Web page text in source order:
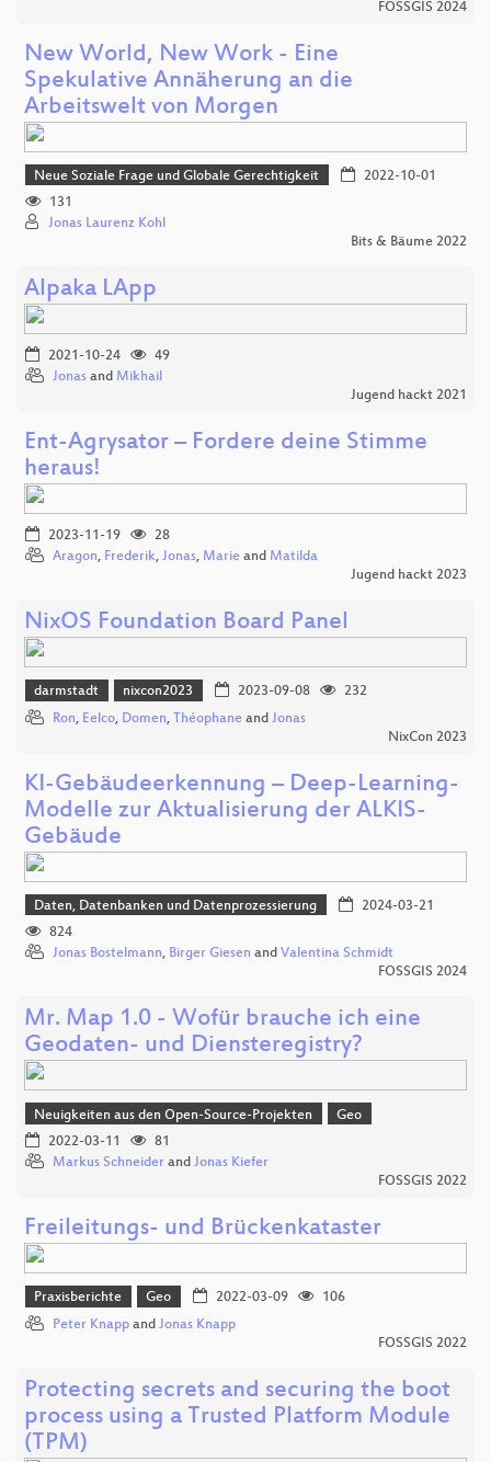
FOSSGIS 2024
New World, New Work - Eine
Spekulative Annäherung an die
Arbeitswelt von Morgen
Neue Soziale Frage und Globale Gerechtigkeit
2022-10-01
131
Jonas Laurenz Kohl
Bits & Bäume 2022
Alpaka LApp
2021-10-24
49
Jonas and Mikhail
Jugend hackt 2021
Ent-Agrysator – Fordere deine Stimme
heraus!
2023-11-19
28
Aragon, Frederik, Jonas, Marie and Matilda
Jugend hackt 2023
NixOS Foundation Board Panel
darmstadt nixcon2023 2023-09-08
232
Ron, Eelco, Domen, Théophane and Jonas
NixCon 2023
KI-Gebäudeerkennung – Deep-Learning-
Modelle zur Aktualisierung der ALKIS-
Gebäude
Daten, Datenbanken und Datenprozessierung
2024-03-21
824
Jonas Bostelmann, Birger Giesen and Valentina Schmidt
FOSSGIS 2024
Mr. Map 1.0 - Wofür brauche ich eine
Geodaten- und Diensteregistry?
Neuigkeiten aus den Open-Source-Projekten
Geo
2022-03-11
81
Markus Schneider and Jonas Kiefer
FOSSGIS 2022
Freileitungs- und Brückenkataster
Praxisberichte Geo 2022-03-09
106
Peter Knapp and Jonas Knapp
FOSSGIS 2022
Protecting secrets and securing the boot
process using a Trusted Platform Module
(TPM)